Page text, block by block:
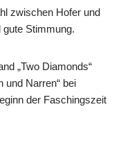
zwischen Hofer und
Stimmung.
„Two Diamonds“
und Narren“ bei
der Faschingszeit